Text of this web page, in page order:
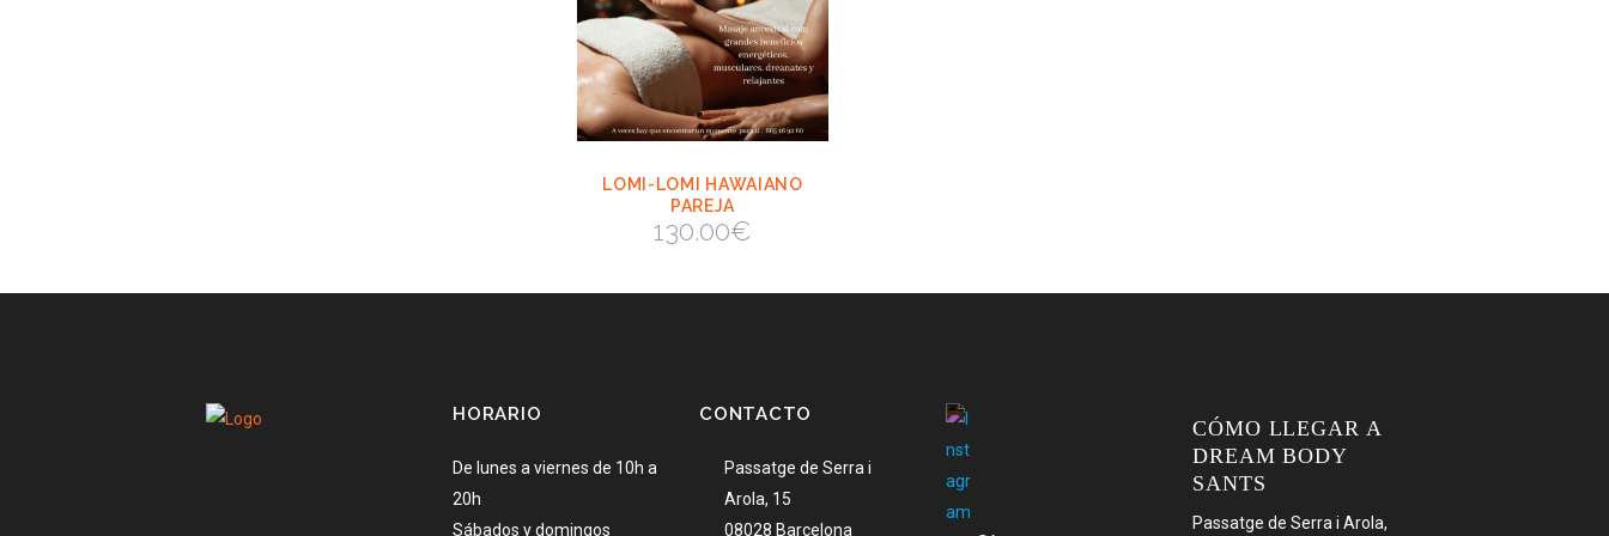
VIEW
AÑADIR AL
CARRITO
LOMI-LOMI HAWAIANO
PAREJA
130.00€
HORARIO
De lunes a viernes de 10h a
20h
Sábados y domingos
CONTACTO
Passatge de Serra i
Arola, 15
08028 Barcelona
CÓMO LLEGAR A
DREAM BODY
SANTS
Passatge de Serra i Arola,